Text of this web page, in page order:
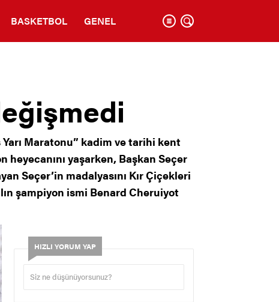
BASKETBOL GENEL
Maratonu” kadim ve tarihi kent
yaşarken, Başkan Seçer
Seçer’in madalyasını Kır Çiçekleri
şampiyon ismi Benard Cheruiyot
HIZLI YORUM YAP